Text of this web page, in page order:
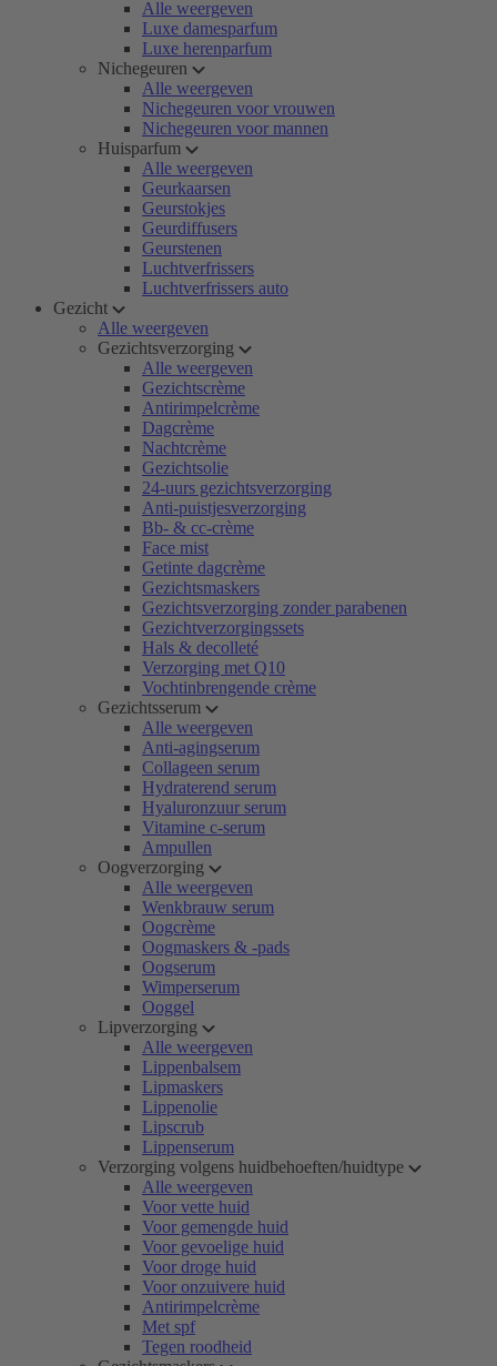
Alle weergeven
Luxe damesparfum
Luxe herenparfum
Nichegeuren
Alle weergeven
Nichegeuren voor vrouwen
Nichegeuren voor mannen
Huisparfum
Alle weergeven
Geurkaarsen
Geurstokjes
Geurdiffusers
Geurstenen
Luchtverfrissers
Luchtverfrissers auto
Gezicht
Alle weergeven
Gezichtsverzorging
Alle weergeven
Gezichtscrème
Antirimpelcrème
Dagcrème
Nachtcrème
Gezichtsolie
24-uurs gezichtsverzorging
Anti-puistjesverzorging
Bb- & cc-crème
Face mist
Getinte dagcrème
Gezichtsmaskers
Gezichtsverzorging zonder parabenen
Gezichtverzorgingssets
Hals & decolleté
Verzorging met Q10
Vochtinbrengende crème
Gezichtsserum
Alle weergeven
Anti-agingserum
Collageen serum
Hydraterend serum
Hyaluronzuur serum
Vitamine c-serum
Ampullen
Oogverzorging
Alle weergeven
Wenkbrauw serum
Oogcrème
Oogmaskers & -pads
Oogserum
Wimperserum
Ooggel
Lipverzorging
Alle weergeven
Lippenbalsem
Lipmaskers
Lippenolie
Lipscrub
Lippenserum
Verzorging volgens huidbehoeften/huidtype
Alle weergeven
Voor vette huid
Voor gemengde huid
Voor gevoelige huid
Voor droge huid
Voor onzuivere huid
Antirimpelcrème
Met spf
Tegen roodheid